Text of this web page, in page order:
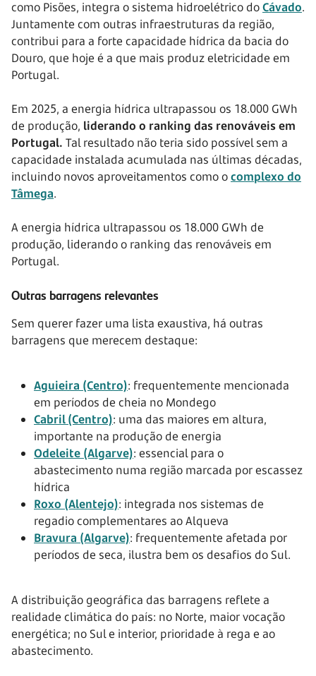
como Pisões, integra o sistema hidroelétrico doCávado.
Juntamente com outras infraestruturas da região,
contribui para a forte capacidade hídrica da bacia do
Douro, que hoje é a que mais produz eletricidade em
Portugal.
Em 2025, a energia hídrica ultrapassou os 18.000 GWh
de produção, liderando o ranking das renováveis em
Portugal. Tal resultado não teria sido possível sem a
capacidade instalada acumulada nas últimas décadas,
incluindo novos aproveitamentos como ocomplexo do
Tâmega.
A energia hídrica ultrapassou os 18.000 GWh de
produção, liderando o ranking das renováveis em
Portugal.
Outras barragens relevantes
Sem querer fazer uma lista exaustiva, há outras
barragens que merecem destaque:
Aguieira (Centro): frequentemente mencionada
em períodos de cheia no Mondego
Cabril (Centro): uma das maiores em altura,
importante na produção de energia
Odeleite (Algarve): essencial para o
abastecimento numa região marcada por escassez
hídrica
Roxo (Alentejo): integrada nos sistemas de
regadio complementares ao Alqueva
Bravura (Algarve): frequentemente afetada por
períodos de seca, ilustra bem os desafios do Sul.
A distribuição geográfica das barragens reflete a
realidade climática do país: no Norte, maior vocação
energética; no Sul e interior, prioridade à rega e ao
abastecimento.